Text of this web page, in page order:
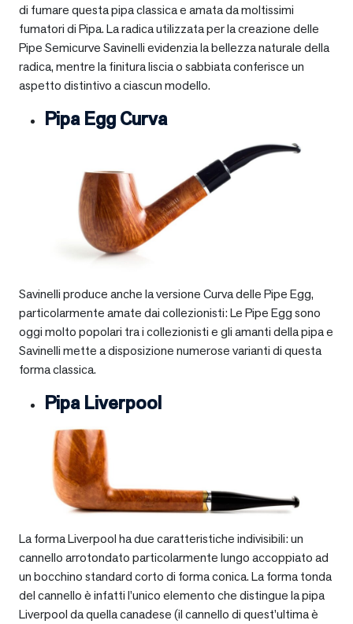
di fumare questa pipa classica e amata da moltissimi
fumatori di Pipa. La radica utilizzata per la creazione delle
Pipe Semicurve Savinelli evidenzia la bellezza naturale della
radica, mentre la finitura liscia o sabbiata conferisce un
aspetto distintivo a ciascun modello.
Pipa Egg Curva
Savinelli produce anche la versione Curva delle Pipe Egg,
particolarmente amate dai collezionisti: Le Pipe Egg sono
oggi molto popolari tra i collezionisti e gli amanti della pipa e
Savinelli mette a disposizione numerose varianti di questa
forma classica.
Pipa Liverpool
La forma Liverpool ha due caratteristiche indivisibili: un
cannello arrotondato particolarmente lungo accoppiato ad
un bocchino standard corto di forma conica. La forma tonda
del cannello è infatti l’unico elemento che distingue la pipa
Liverpool da quella canadese (il cannello di quest’ultima è